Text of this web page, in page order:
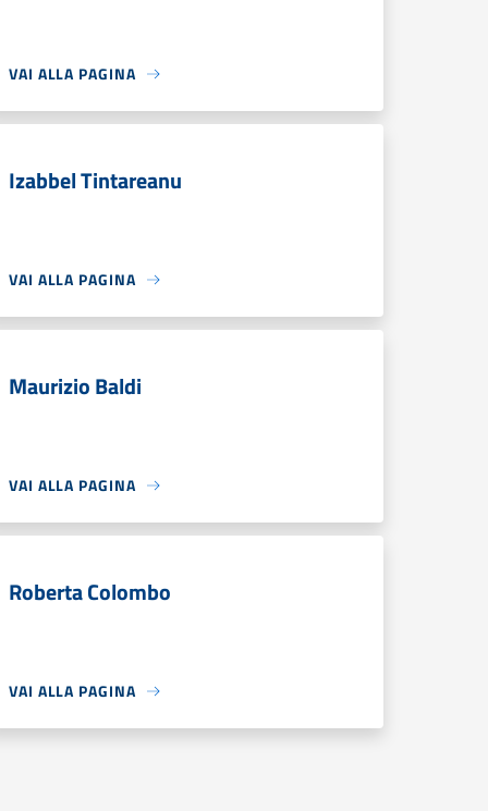
VAI ALLA PAGINA
Izabbel Tintareanu
VAI ALLA PAGINA
Maurizio Baldi
VAI ALLA PAGINA
Roberta Colombo
VAI ALLA PAGINA